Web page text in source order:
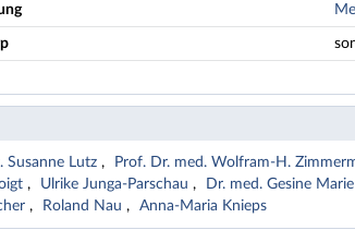
Susanne Lutz Prof. Dr. med. Wolfram-H.
Ulrike Junga-Parschau Dr. med. Gesine
Roland Nau Anna-Maria Knieps